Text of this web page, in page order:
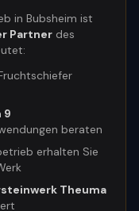
in Bubsheim ist
Partner des
9
beraten
erhalten Sie
Theuma